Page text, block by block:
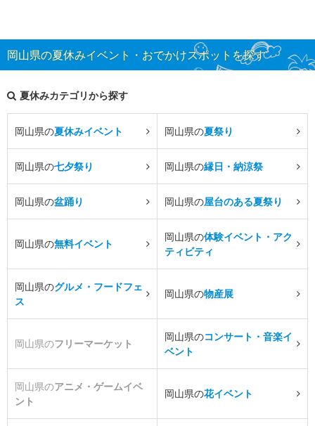
岡山県の夏休みイベント・おでかけスポットを探す
夏休みカテゴリから探す
岡山県の夏休みイベント 岡山県の夏祭り
岡山県の七夕祭り 岡山県の縁日・納涼祭
岡山県の盆踊り 岡山県の屋台のある夏祭り
岡山県の無料イベント
岡山県の体験イベント・アク
ティビティ
岡山県のグルメ・フードフェ
ス
岡山県の物産展
岡山県のフリーマーケット
岡山県のコンサート・音楽イ
ベント
岡山県のアニメ・ゲームイベ
ント
岡山県の花イベント